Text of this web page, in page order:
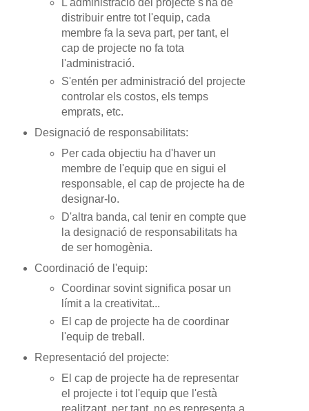
L'administració del projecte s'ha de
distribuir entre tot l'equip, cada
membre fa la seva part, per tant, el
cap de projecte no fa tota
l'administració.
S'entén per administració del projecte
controlar els costos, els temps
emprats, etc.
Designació de responsabilitats:
Per cada objectiu ha d'haver un
membre de l'equip que en sigui el
responsable, el cap de projecte ha de
designar-lo.
D'altra banda, cal tenir en compte que
la designació de responsabilitats ha
de ser homogènia.
Coordinació de l'equip:
Coordinar sovint significa posar un
límit a la creativitat...
El cap de projecte ha de coordinar
l'equip de treball.
Representació del projecte:
El cap de projecte ha de representar
el projecte i tot l'equip que l'està